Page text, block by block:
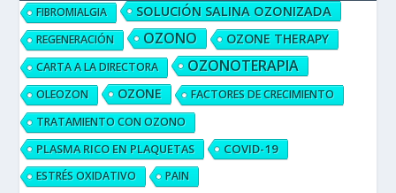
FIBROMIALGIA SOLUCIÓN SALINA OZONIZADA
REGENERACIÓN OZONO OZONE THERAPY
CARTA A LA DIRECTORA OZONOTERAPIA
OLEOZON OZONE
FACTORES DE CRECIMIENTO
TRATAMIENTO CON OZONO
PLASMA RICO EN PLAQUETAS COVID-19
ESTRÉS OXIDATIVO PAIN